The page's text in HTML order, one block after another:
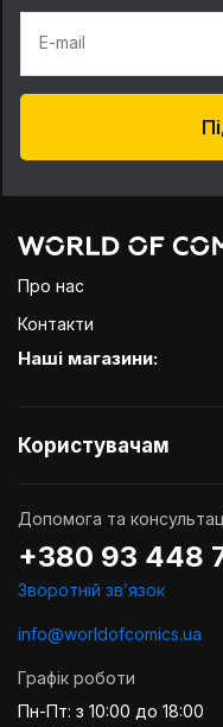
E-mail
Про нас
Контакти
Наші магазини:
Користувачам
Допомога та
+380 93 448
Зворотній звʼязок
info@worldofcomics.ua
Графік роботи
Пн-Пт: з 10:00 до 18:00